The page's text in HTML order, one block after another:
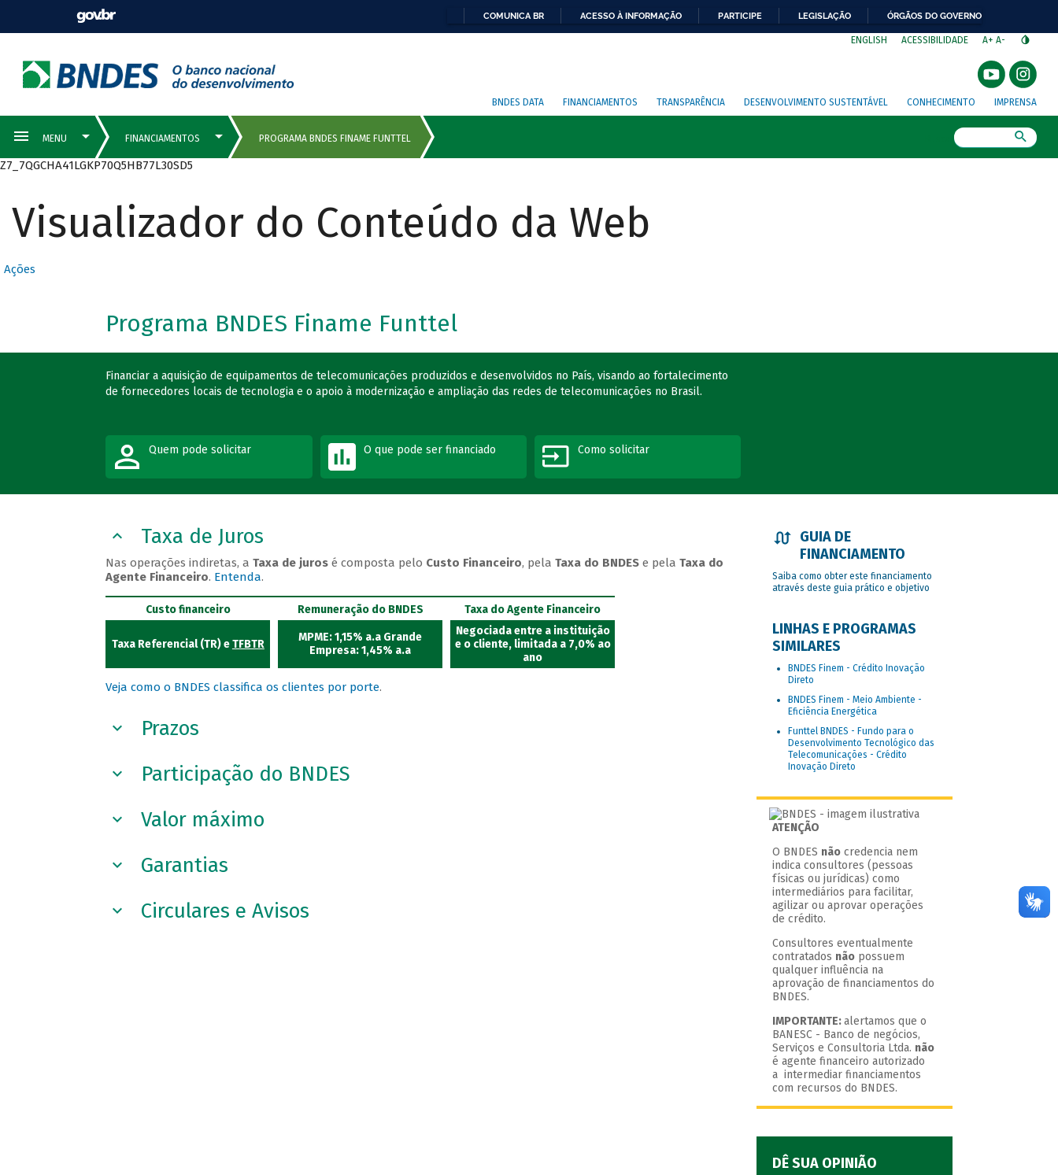
COMUNICA BR ACESSO À INFORMAÇÃO PARTICIPE LEGISLAÇÃO ÓRGÃOS DO GOVERNO
ENGLISH ACESSIBILIDADE A+ A-
BNDES DATA FINANCIAMENTOS TRANSPARÊNCIA DESENVOLVIMENTO SUSTENTÁVEL CONHECIMENTO IMPRENSA
Z7_7QGCHA41LGKP70Q5HB77L30SD5
Visualizador do Conteúdo da Web
Ações
Programa BNDES Finame Funttel
Financiar a aquisição de equipamentos de telecomunicações produzidos e desenvolvidos no País, visando ao fortalecimento
de fornecedores locais de tecnologia e o apoio à modernização e ampliação das redes de telecomunicações no Brasil.
Quem pode solicitar O que pode ser financiado Como solicitar
Taxa de Juros
Nas operações indiretas, aTaxa de juros é composta pelo Custo Financeiro, pelaTaxa do BNDES e pelaTaxa do
Agente Financeiro. Entenda.
Custo financeiro
Taxa Referencial (TR) eTFBTR
Remuneração do BNDES
MPME: 1,15% a.a Grande
Empresa: 1,45% a.a
Taxa do Agente Financeiro
Negociada entre a instituição
e o cliente, limitada a 7,0% ao
ano
Veja como o BNDES classifica os clientes por porte.
Prazos
Participação do BNDES
Valor máximo
Garantias
Circulares e Avisos
GUIA DE
FINANCIAMENTO
Saiba como obter este financiamento
através deste guia prático e objetivo
LINHAS E PROGRAMAS
SIMILARES
BNDES Finem - Crédito Inovação
Direto
BNDES Finem - Meio Ambiente -
Eficiência Energética
Funttel BNDES - Fundo para o
Desenvolvimento Tecnológico das
Telecomunicações - Crédito
Inovação Direto
ATENÇÃO
O BNDES não credencia nem
indica consultores (pessoas
físicas ou jurídicas) como
intermediários para facilitar,
agilizar ou aprovar operações
de crédito.
Consultores eventualmente
contratados não possuem
qualquer influência na
aprovação de financiamentos do
BNDES.
IMPORTANTE:alertamos que o
BANESC - Banco de negócios,
Serviços e Consultoria Ltda. não
é agente financeiro autorizado
a intermediar financiamentos
com recursos do BNDES.
DÊ SUA OPINIÃO